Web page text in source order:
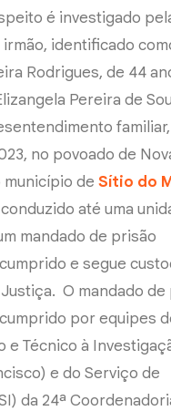
é investigado
identificado
Rodrigues, de 44
Pereira de
no povoado de
município de Sítio do
até uma
mandado de prisão
e segue
O mandado de
por equipes
e Técnico à
e do Serviço de
da 24ª